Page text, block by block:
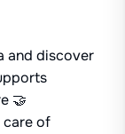
and discover
🤝
care of